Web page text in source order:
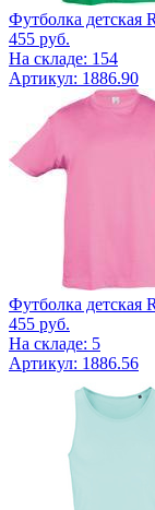
Футболка детская
455 руб.
На складе: 154
Артикул: 1886.90
Футболка детская
455 руб.
На складе: 5
Артикул: 1886.56